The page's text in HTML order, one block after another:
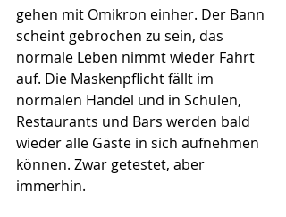
gehen mit Omikron einher. Der Bann
scheint gebrochen zu sein, das
normale Leben nimmt wieder Fahrt
auf. Die Maskenpflicht fällt im
normalen Handel und in Schulen,
Restaurants und Bars werden bald
wieder alle Gäste in sich aufnehmen
können. Zwar getestet, aber
immerhin.